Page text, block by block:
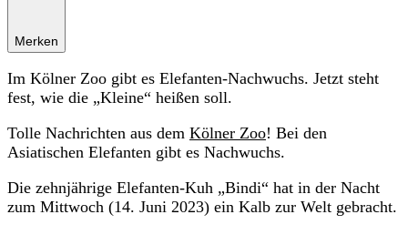
Merken
Im Kölner Zoo gibt es Elefanten-Nachwuchs. Jetzt steht
fest, wie die „Kleine“ heißen soll.
Tolle Nachrichten aus dem Kölner Zoo! Bei den
Asiatischen Elefanten gibt es Nachwuchs.
Die zehnjährige Elefanten-Kuh „Bindi“ hat in der Nacht
zum Mittwoch (14. Juni 2023) ein Kalb zur Welt gebracht.